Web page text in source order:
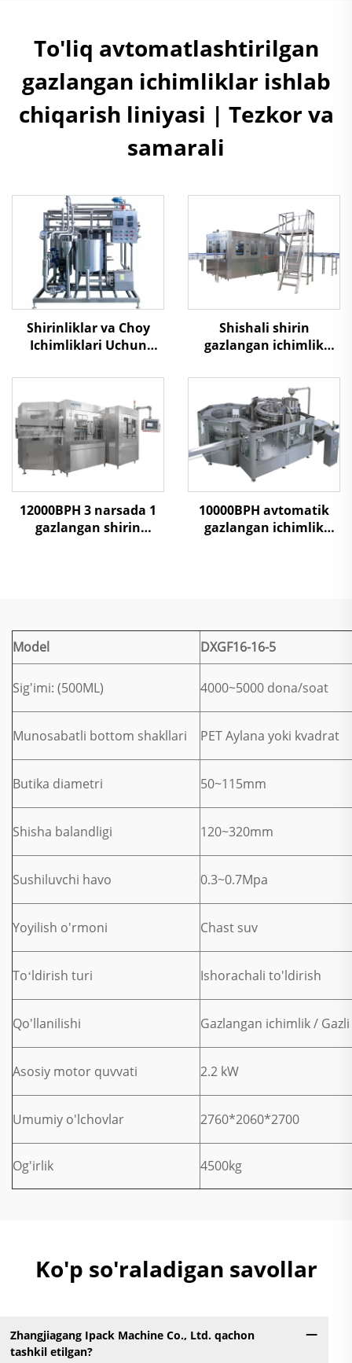
To'liq avtomatlashtirilgan
gazlangan ichimliklar ishlab
chiqarish liniyasi | Tezkor va
samarali
Shirinliklar va Choy
Ichimliklari Uchun
Qiluvchi Sterilizator
Jihozi
Shishali shirin
gazlangan ichimlik
narsada 1
12000BPH 3 narsada 1
gazlangan shirin
10000BPH avtomatik
gazlangan ichimlik
Model DXGF16-16-5
Sig'imi: (500ML) 4000~5000 dona/soat
Munosabatli bottom shakllari PET Aylana yoki kvadrat
Butika diametri 50~115mm
Shisha balandligi 120~320mm
Sushiluvchi havo 0.3~0.7Mpa
Yoyilish o'rmoni Chast suv
Toʻldirish turi Ishorachali to'ldirish
Qo'llanilishi Gazlangan ichimlik /
Asosiy motor quvvati 2.2 kW
Umumiy o'lchovlar 2760*2060*2700
Og'irlik 4500kg
Ko'p so'raladigan savollar
Zhangjiagang Ipack Machine Co., Ltd. qachon
tashkil etilgan?